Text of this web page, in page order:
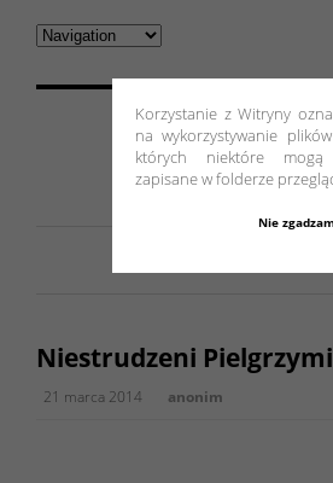
Korzystanie z Witryny
na wykorzystywanie
których niektóre
zapisane w folderze
Nie
Niestrudzeni
21 marca 2014 anonim